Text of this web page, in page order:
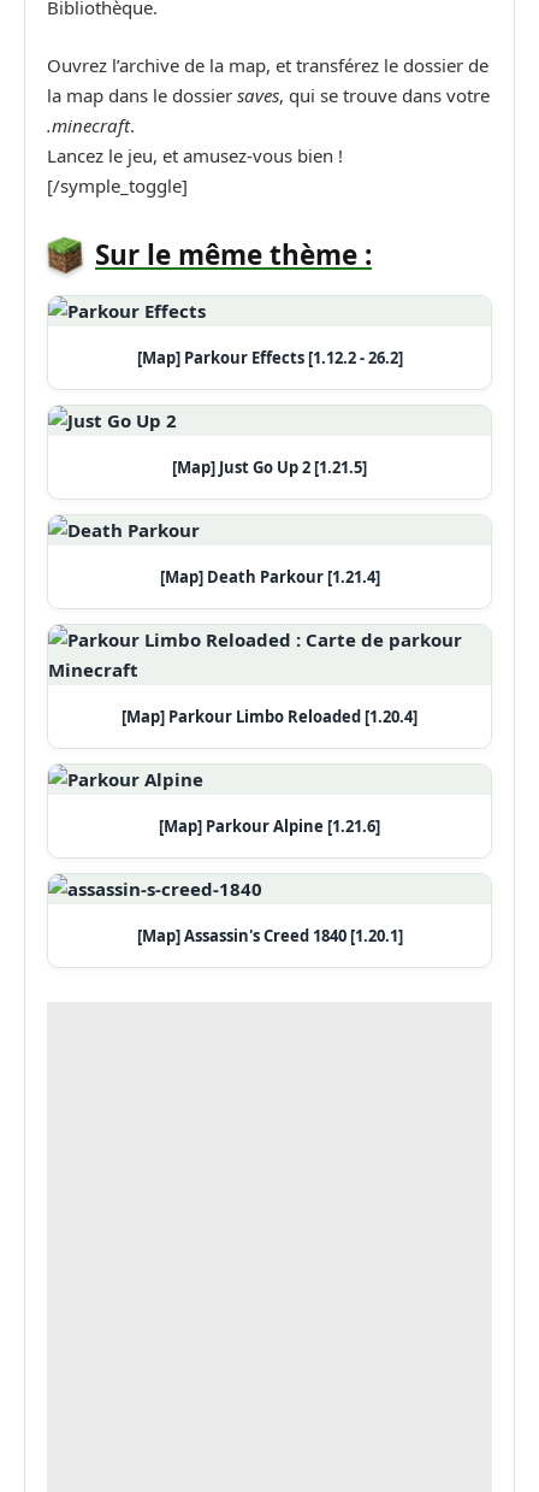
Bibliothèque.
Ouvrez l’archive de la map, et transférez le dossier de
la map dans le dossier saves, qui se trouve dans votre
.minecraft.
Lancez le jeu, et amusez-vous bien !
[/symple_toggle]
Sur le même thème :
[Map] Parkour Effects [1.12.2 - 26.2]
[Map] Just Go Up 2 [1.21.5]
[Map] Death Parkour [1.21.4]
[Map] Parkour Limbo Reloaded [1.20.4]
[Map] Parkour Alpine [1.21.6]
[Map] Assassin's Creed 1840 [1.20.1]